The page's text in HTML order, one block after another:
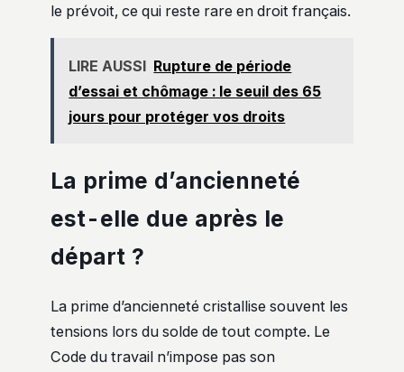
le prévoit, ce qui reste rare en droit français.
LIRE AUSSI Rupture de période
d’essai et chômage : le seuil des 65
jours pour protéger vos droits
La prime d’ancienneté
est-elle due après le
départ ?
La prime d’ancienneté cristallise souvent les
tensions lors du solde de tout compte. Le
Code du travail n’impose pas son